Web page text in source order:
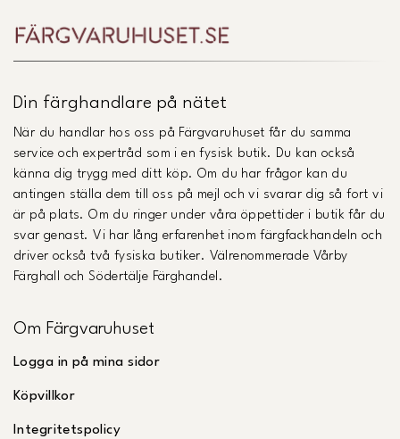
Din färghandlare på nätet
När du handlar hos oss på Färgvaruhuset får du samma
service och expertråd som i en fysisk butik. Du kan också
känna dig trygg med ditt köp. Om du har frågor kan du
antingen ställa dem till oss på mejl och vi svarar dig så fort vi
är på plats. Om du ringer under våra öppettider i butik får du
svar genast. Vi har lång erfarenhet inom färgfackhandeln och
driver också två fysiska butiker. Välrenommerade Vårby
Färghall och Södertälje Färghandel.
Om Färgvaruhuset
Logga in på mina sidor
Köpvillkor
Integritetspolicy